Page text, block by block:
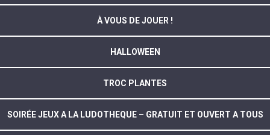
À VOUS DE JOUER !
HALLOWEEN
TROC PLANTES
SOIRÉE JEUX A LA LUDOTHEQUE – GRATUIT ET OUVERT A TOUS